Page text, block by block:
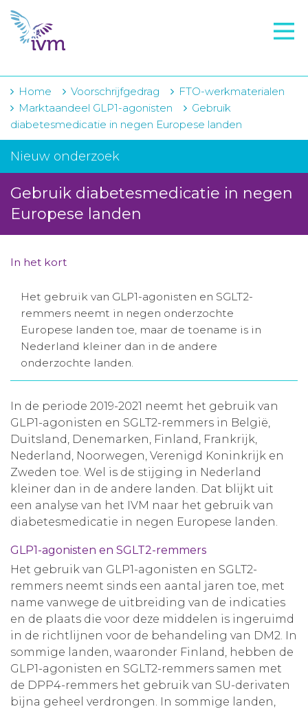
VMI
FTO voorbereiding
IVM-academie
Zorginstellingen
Projecten
Over IVM
Actueel
Contact
Winkelwagentje
Aanmelden nieuwsbrief
Inloggen
Toegang leeromgeving
Home Voorschrijfgedrag
FTO-werkmaterialen
Marktaandeel GLP1-agonisten
Gebruik
diabetesmedicatie in negen Europese landen
Nieuw onderzoek
Gebruik diabetesmedicatie in negen
Europese landen
In het kort
Het gebruik van GLP1-agonisten en SGLT2-
remmers neemt in negen onderzochte
Europese landen toe, maar de toename is in
Nederland kleiner dan in de andere
onderzochte landen.
In de periode 2019-2021 neemt het gebruik van
GLP1-agonisten en SGLT2-remmers in België,
Duitsland, Denemarken, Finland, Frankrijk,
Nederland, Noorwegen, Verenigd Koninkrijk en
Zweden toe. Wel is de stijging in Nederland
kleiner dan in de andere landen. Dat blijkt uit
een analyse van het IVM naar het gebruik van
diabetesmedicatie in negen Europese landen.
GLP1-agonisten en SGLT2-remmers
Het gebruik van GLP1-agonisten en SGLT2-
remmers neemt sinds een aantal jaren toe, met
name vanwege de uitbreiding van de indicaties
en de plaats die voor deze middelen is ingeruimd
in de richtlijnen voor de behandeling van DM2. In
sommige landen, waaronder Finland, hebben de
GLP1-agonisten en SGLT2-remmers samen met
de DPP4-remmers het gebruik van SU-derivaten
bijna geheel verdrongen. In sommige landen,